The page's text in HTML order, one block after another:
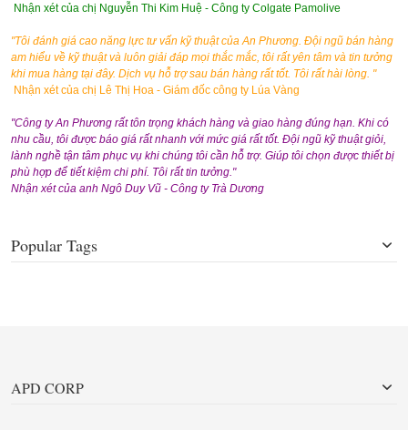
Nhận xét của chị Nguyễn Thi Kim Huệ - Công ty Colgate Pamolive
"Tôi đánh giá cao năng lực tư vấn kỹ thuật của An Phương. Đội ngũ bán hàng
am hiểu về kỹ thuật và luôn giải đáp mọi thắc mắc, tôi rất yên tâm và tin tưởng
khi mua hàng tại đây. Dịch vụ hỗ trợ sau bán hàng rất tốt. Tôi rất hài lòng. "
Nhận xét của chị Lê Thị Hoa - Giám đốc công ty Lúa Vàng
"Công ty An Phương rất tôn trọng khách hàng và giao hàng đúng hạn. Khi có
nhu cầu, tôi được báo giá rất nhanh với mức giá rất tốt. Đội ngũ kỹ thuật giỏi,
lành nghề tận tâm phục vụ khi chúng tôi cần hỗ trợ. Giúp tôi chọn được thiết bị
phù hợp để tiết kiệm chi phí. Tôi rất tin tưởng."
Nhận xét của anh Ngô Duy Vũ - Công ty Trà Dương
Popular Tags
APD CORP